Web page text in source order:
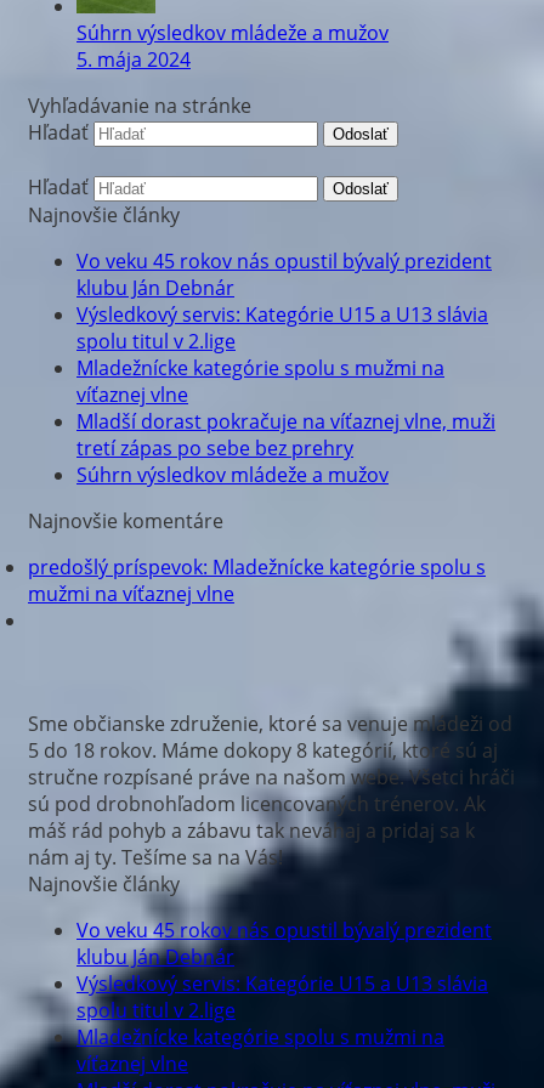
Súhrn výsledkov mládeže a mužov
5. mája 2024
Vyhľadávanie na stránke
Hľadať
Odoslať
Hľadať Odoslať
Najnovšie články
Vo veku 45 rokov nás opustil bývalý prezident
klubu Ján Debnár
Výsledkový servis: Kategórie U15 a U13 slávia
spolu titul v 2.lige
Mladežnícke kategórie spolu s mužmi na
víťaznej vlne
Mladší dorast pokračuje na víťaznej vlne, muži
tretí zápas po sebe bez prehry
Súhrn výsledkov mládeže a mužov
Najnovšie komentáre
predošlý príspevok: Mladežnícke kategórie spolu s
mužmi na víťaznej vlne
Sme občianske združenie, ktoré sa venuje mládeži od
5 do 18 rokov. Máme dokopy 8 kategórií, ktoré sú aj
stručne rozpísané práve na našom webe. Všetci hráči
sú pod drobnohľadom licencovaných trénerov. Ak
máš rád pohyb a zábavu tak neváhaj a pridaj sa k
nám aj ty. Tešíme sa na Vás!
Najnovšie články
Vo veku 45 rokov nás opustil bývalý prezident
klubu Ján Debnár
Výsledkový servis: Kategórie U15 a U13 slávia
spolu titul v 2.lige
Mladežnícke kategórie spolu s mužmi na
víťaznej vlne